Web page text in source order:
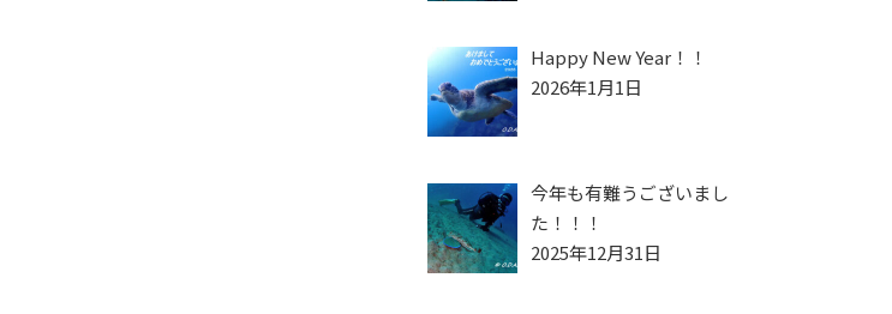
Happy New Year！！
2026年1月1日
今年も有難うございまし
た！！！
2025年12月31日